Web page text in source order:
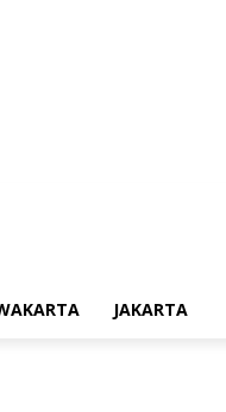
JAKARTA